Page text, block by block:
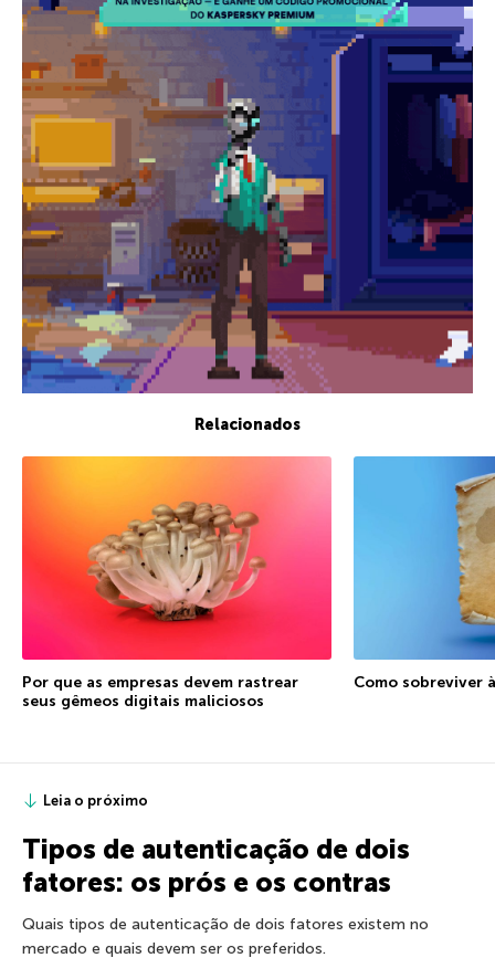
Relacionados
Por que as empresas devem rastrear
seus gêmeos digitais maliciosos
Como sobreviver
Leia o próximo
Tipos de autenticação de dois
fatores: os prós e os contras
Quais tipos de autenticação de dois fatores existem no
mercado e quais devem ser os preferidos.